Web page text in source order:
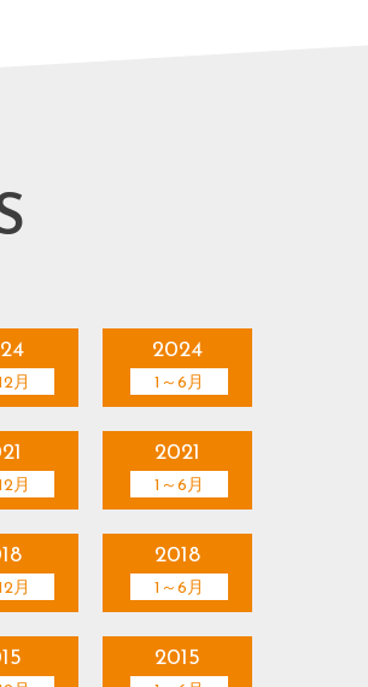
月
2024
1～6月
月
2021
1～6月
月
2018
1～6月
2015